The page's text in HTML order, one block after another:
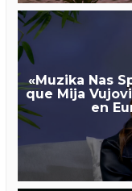
«Muzika Nas
que Mija
en